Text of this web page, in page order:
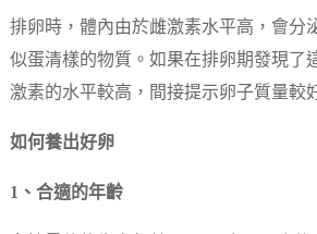
排卵時，體內由於雌激素水平高，會分
似蛋清樣的物質。如果在排卵期發現了
激素的水平較高，間接提示卵子質量較
如何養出好卵
1、合適的年齡